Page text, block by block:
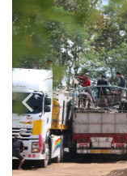
• Online Section
• บันเทิง
• ผู้จัดการรายวัน
• คอลัมนิสต์
• ละคร
• CbizReview
• Cyber BIZ